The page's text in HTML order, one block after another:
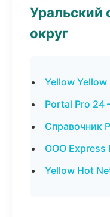
Уральский
округ
Yellow
Portal Pro
Справочник
ООО Express
Yellow Hot